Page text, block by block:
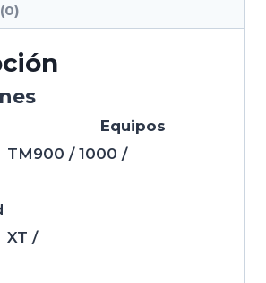
Equipos
TM900 / 1000 /
XT /